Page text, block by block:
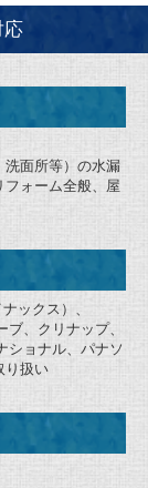
応
洗面所等）の水漏
ォーム全般、屋
ックス）、
、クリナップ、
ショナル、パナソ
り扱い